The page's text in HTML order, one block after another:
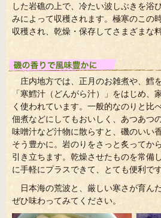
した岩礁の上で、冷たい波しぶきを浴
みによって収穫されます。極寒のこの
収穫され、乾燥・保存してさまざまな
庄内地方では、正月のお雑煮や、鱈
「寒鱈汁（どんがら汁）」をはじめ、
く使われています。一般的なのりと比
佃煮などにしてもおいしく、あつあつ
味噌汁など汁物に散らすと、磯のいい
そう豊かに。岩のりをさっと炙ってか
引き立ちます。乾燥させたものを常備
に手軽にプラスできて、とても便利です
日本海の荒波と、厳しい寒さが育ん
ぜひ味わってみてください。